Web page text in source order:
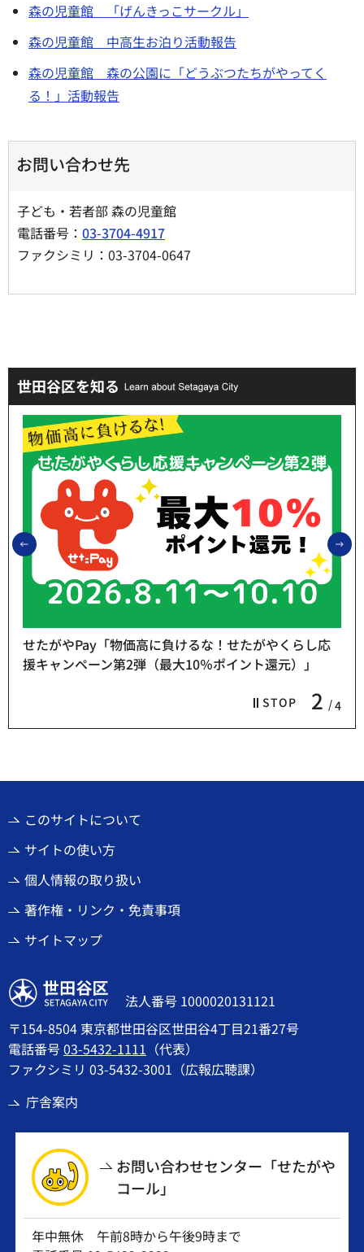
森の児童館 「げんきっこサークル」
森の児童館 中高生お泊り活動報告
森の児童館 森の公園に「どうぶつたちがやってく
る！」活動報告
お問い合わせ先
子ども・若者部 森の児童館
電話番号： 03-3704-4917
ファクシミリ：03-3704-0647
世田谷区を知る
前のスライドを表示
STOP 2 4
せたがやPay「物価高に負けるな！せたがやくらし応
援キャンペーン第2弾（最大10％ポイント還元）」
このサイトについて
サイトの使い方
個人情報の取り扱い
著作権・リンク・免責事項
サイトマップ
世田谷区
法人番号 1000020131121
〒154-8504 東京都世田谷区世田谷4丁目21番27号
電話番号03-5432-1111 （代表）
ファクシミリ 03-5432-3001（広報広聴課）
庁舎案内
お問い合わせセンター「せたがや
コール」
年中無休 午前8時から午後9時まで